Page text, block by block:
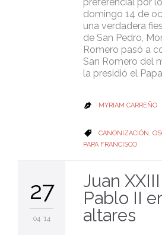
domingo 14 de
una verdadera
de San Pedro,
Romero pasó a
San Romero del
la presidió el
 MYRIAM CARREÑO
 CATEGORY
CANONIZACIÓN ,
PAPA FRANCISCO
27
04 '14
Juan
Pablo II
altares